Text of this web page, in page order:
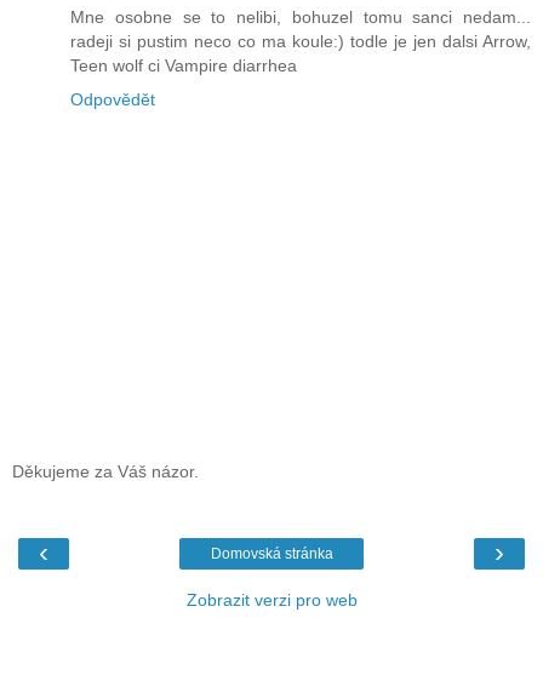
Mne osobne se to nelibi, bohuzel tomu sanci nedam...
radeji si pustim neco co ma koule:) todle je jen dalsi Arrow,
Teen wolf ci Vampire diarrhea
Odpovědět
Děkujeme za Váš názor.
‹ ›
Domovská stránka
Zobrazit verzi pro web